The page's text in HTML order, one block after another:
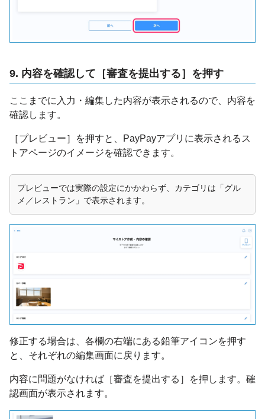
9. 内容を確認して［審査を提出する］を押す
ここまでに入力・編集した内容が表示されるので、内容を
確認します。
［プレビュー］を押すと、PayPayアプリに表示されるス
トアページのイメージを確認できます。
プレビューでは実際の設定にかかわらず、カテゴリは「グル
メ／レストラン」で表示されます。
修正する場合は、各欄の右端にある鉛筆アイコンを押す
と、それぞれの編集画面に戻ります。
内容に問題がなければ［審査を提出する］を押します。確
認画面が表示されます。